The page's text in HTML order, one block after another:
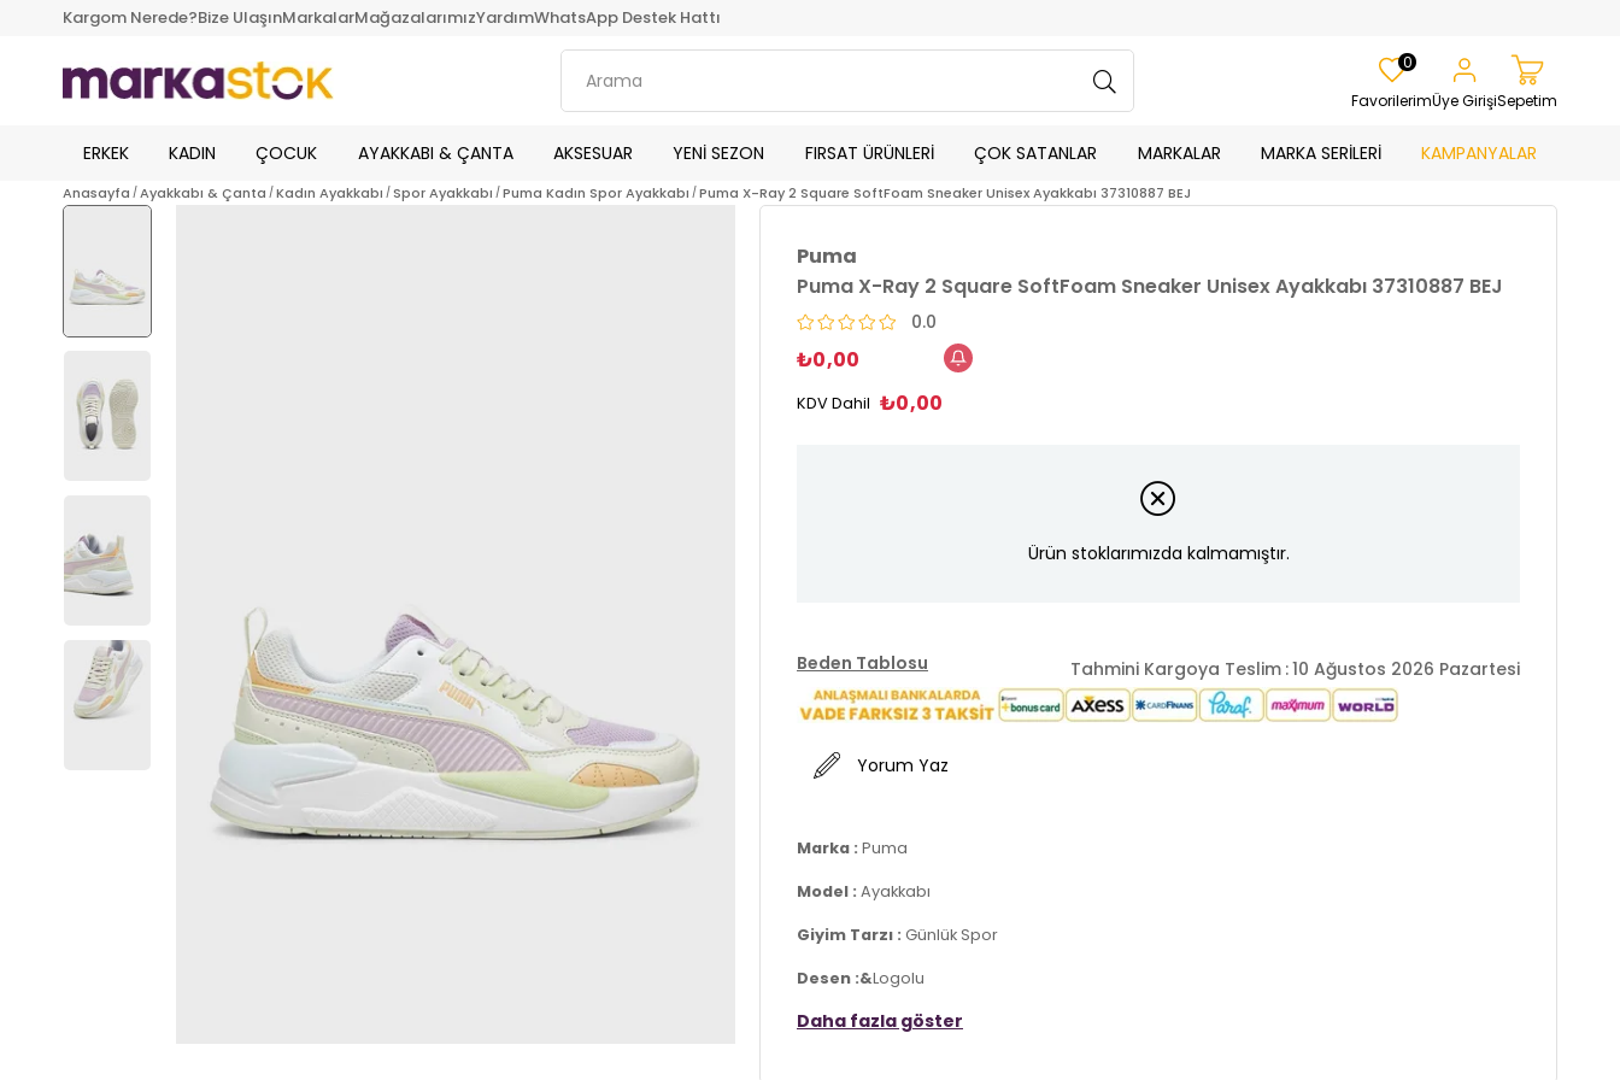
Kargom Nerede?Bize UlaşınMarkalarMağazalarımızYardımWhatsApp Destek Hattı
Favorilerim
0
Üye GirişiSepetim
ERKEK KADIN ÇOCUK AYAKKABI & ÇANTA AKSESUAR YENİ SEZON FIRSAT ÜRÜNLERİ ÇOK SATANLAR MARKALAR MARKA SERİLERİ KAMPANYALAR
Anasayfa Ayakkabı & Çanta Kadın Ayakkabı Spor Ayakkabı Puma Kadın Spor Ayakkabı Puma X-Ray 2 Square SoftFoam Sneaker Unisex Ayakkabı 37310887 BEJ
Puma
Puma X-Ray 2 Square SoftFoam Sneaker Unisex Ayakkabı 37310887 BEJ
0.0
₺0,00
KDV Dahil ₺0,00
Ürün stoklarımızda kalmamıştır.
Beden Tablosu Tahmini Kargoya Teslim :10 Ağustos 2026 Pazartesi
Yorum Yaz
Marka : Puma
Model : Ayakkabı
Giyim Tarzı : Günlük Spor
Desen :&Logolu
Materyal :Deri ve Tekstil
Daha fazla göster